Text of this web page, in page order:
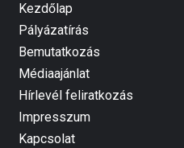
Kezdőlap
Pályázatírás
Bemutatkozás
Médiaajánlat
Hírlevél feliratkozás
Impresszum
Kapcsolat